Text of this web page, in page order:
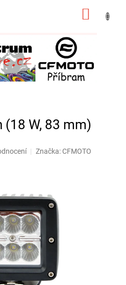
(18 W, 83 mm)
Značka:CFMOTO